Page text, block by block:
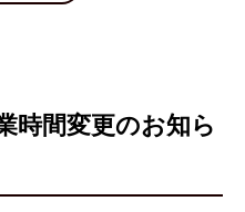
時間変更のお知ら